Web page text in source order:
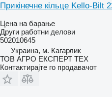
Прикінечне кільце Kello-Bilt
Цена на барање
Други работни делови
502010645
Украина, м. Кагарлик
ТОВ АГРО ЕКСПЕРТ ТЕХ
Контактирајте го продавачот